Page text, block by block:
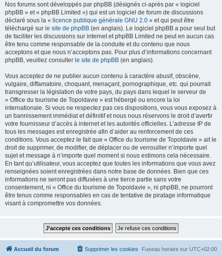
Nos forums sont développés par phpBB (désignés ci-après par « logiciel
phpBB » et « phpBB Limited ») qui est un logiciel de forum de discussions
déclaré sous la « licence publique générale GNU 2.0 » et qui peut être
téléchargé sur le site de phpBB (en anglais). Le logiciel phpBB a pour seul but
de faciliter les discussions sur internet et phpBB Limited ne peut en aucun cas
être tenu comme responsable de la conduite et du contenu que nous
acceptons et que nous n’acceptons pas. Pour plus d’informations concernant
phpBB, veuillez consulter le site de phpBB (en anglais).
Vous acceptez de ne publier aucun contenu à caractère abusif, obscène,
vulgaire, diffamatoire, choquant, menaçant, pornographique, etc. qui pourrait
transgresser la législation de votre pays, du pays dans lequel le serveur de
« Office du tourisme de Topoldavie » est hébergé ou encore la loi
internationale. Si vous ne respectez pas ces dispositions, vous vous exposez à
un bannissement immédiat et définitif et nous nous réservons le droit d’avertir
votre fournisseur d’accès à internet et les autorités officielles. L’adresse IP de
tous les messages est enregistrée afin d’aider au renforcement de ces
conditions. Vous acceptez le fait que « Office du tourisme de Topoldavie » ait le
droit de supprimer, de modifier, de déplacer ou de verrouiller n’importe quel
sujet et message à n’importe quel moment si nous estimons cela nécessaire.
En tant qu’utilisateur, vous acceptez que toutes les informations que vous avez
renseignées soient enregistrées dans notre base de données. Bien que ces
informations ne seront pas diffusées à une tierce partie sans votre
consentement, ni « Office du tourisme de Topoldavie », ni phpBB, ne pourront
être tenus comme responsables en cas de tentative de piratage informatique
visant à compromettre vos données.
Accueil du forum Fuseau horaire sur UTC+02:00
Supprimer les cookies